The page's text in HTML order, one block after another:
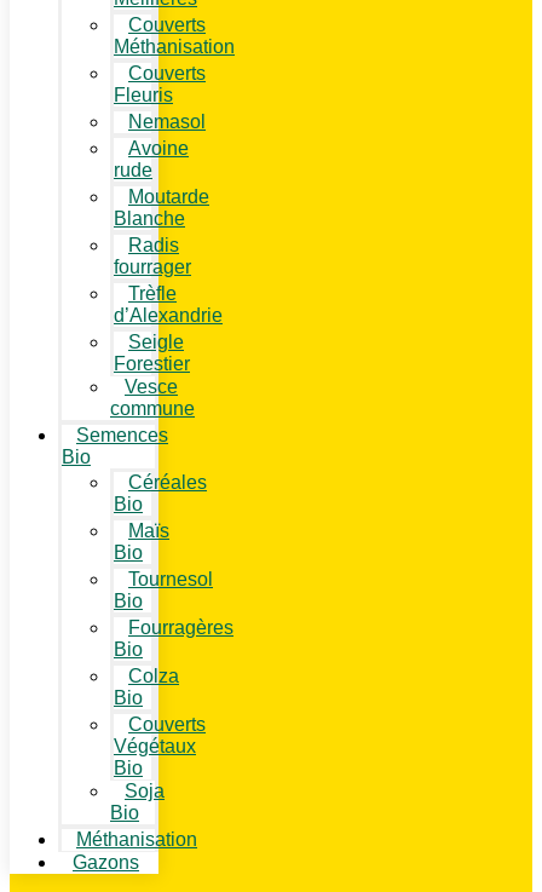
Couverts
Méthanisation
Couverts
Fleuris
Nemasol
Avoine
rude
Moutarde
Blanche
Radis
fourrager
Trèfle
d’Alexandrie
Seigle
Forestier
Vesce
commune
Semences
Bio
Céréales
Bio
Maïs
Bio
Tournesol
Bio
Fourragères
Bio
Colza
Bio
Couverts
Végétaux
Bio
Soja
Bio
Méthanisation
Gazons